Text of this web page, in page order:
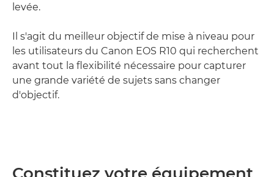
levée.
Il s'agit du meilleur objectif de mise à niveau pour
les utilisateurs du Canon EOS R10 qui recherchent
avant tout la flexibilité nécessaire pour capturer
une grande variété de sujets sans changer
d'objectif.
Constituez votre équipement